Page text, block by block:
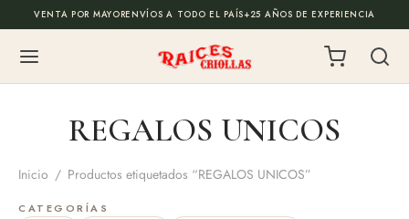
REGALOS UNICOS
Inicio / Productos etiquetados “REGALOS UNICOS”
CATEGORÍAS
VENTA POR MAYORENVÍOS A TODO EL PAÍS+25 AÑOS DE EXPERIENCIA
Back
Mate
Back
EMPRESARIALES